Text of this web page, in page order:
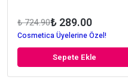
₺ 724.90₺ 289.00
Cosmetica Üyelerine Özel!
Sepete Ekle